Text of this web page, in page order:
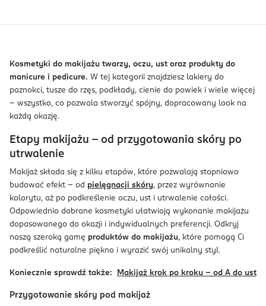
Kosmetyki do makijażu twarzy, oczu, ust oraz produkty do
manicure i pedicure. W tej kategorii znajdziesz lakiery do
paznokci, tusze do rzęs, podkłady, cienie do powiek i wiele więcej
– wszystko, co pozwala stworzyć spójny, dopracowany look na
każdą okazję.
Etapy makijażu – od przygotowania skóry po
utrwalenie
Makijaż składa się z kilku etapów, które pozwalają stopniowo
budować efekt – od pielęgnacji skóry, przez wyrównanie
kolorytu, aż po podkreślenie oczu, ust i utrwalenie całości.
Odpowiednio dobrane kosmetyki ułatwiają wykonanie makijażu
dopasowanego do okazji i indywidualnych preferencji. Odkryj
naszą szeroką gamę produktów do makijażu, które pomogą Ci
podkreślić naturalne piękno i wyrazić swój unikalny styl.
Koniecznie sprawdź także: Makijaż krok po kroku – od A do ust
Przygotowanie skóry pod makijaż